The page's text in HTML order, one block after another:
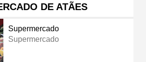
DE ATÃES
Supermercado
Supermercado